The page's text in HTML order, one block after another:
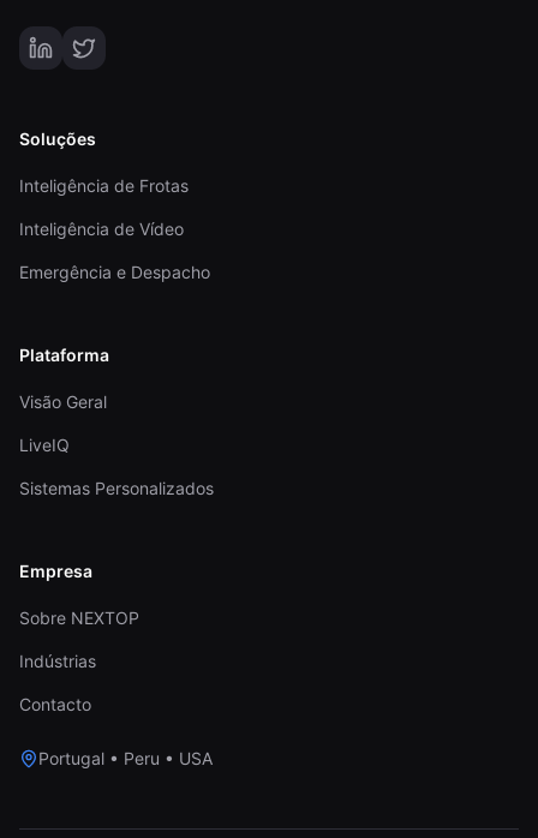
Soluções
Inteligência de Frotas
Inteligência de Vídeo
Emergência e Despacho
Plataforma
Visão Geral
LiveIQ
Sistemas Personalizados
Empresa
Sobre NEXTOP
Indústrias
Contacto
Portugal • Peru • USA